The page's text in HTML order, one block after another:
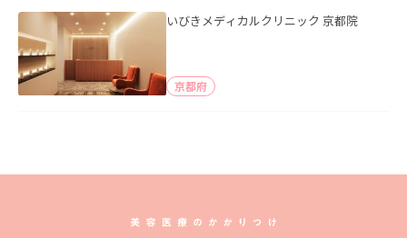
いびきメディカルクリニック 京都院
京都府